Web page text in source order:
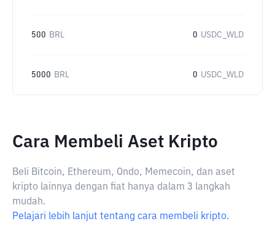
500 BRL 0 USDC_WLD
5000 BRL 0 USDC_WLD
Cara Membeli Aset Kripto
Beli Bitcoin, Ethereum, Ondo, Memecoin, dan aset
kripto lainnya dengan fiat hanya dalam 3 langkah
mudah.
Pelajari lebih lanjut tentang cara membeli kripto.